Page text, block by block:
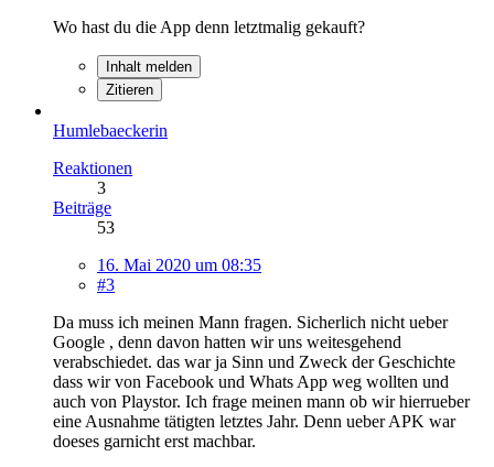
Wo hast du die App denn letztmalig gekauft?
Inhalt melden
Zitieren
Humlebaeckerin
Reaktionen
3
Beiträge
53
16. Mai 2020 um 08:35
#3
Da muss ich meinen Mann fragen. Sicherlich nicht ueber
Google , denn davon hatten wir uns weitesgehend
verabschiedet. das war ja Sinn und Zweck der Geschichte
dass wir von Facebook und Whats App weg wollten und
auch von Playstor. Ich frage meinen mann ob wir hierrueber
eine Ausnahme tätigten letztes Jahr. Denn ueber APK war
doeses garnicht erst machbar.